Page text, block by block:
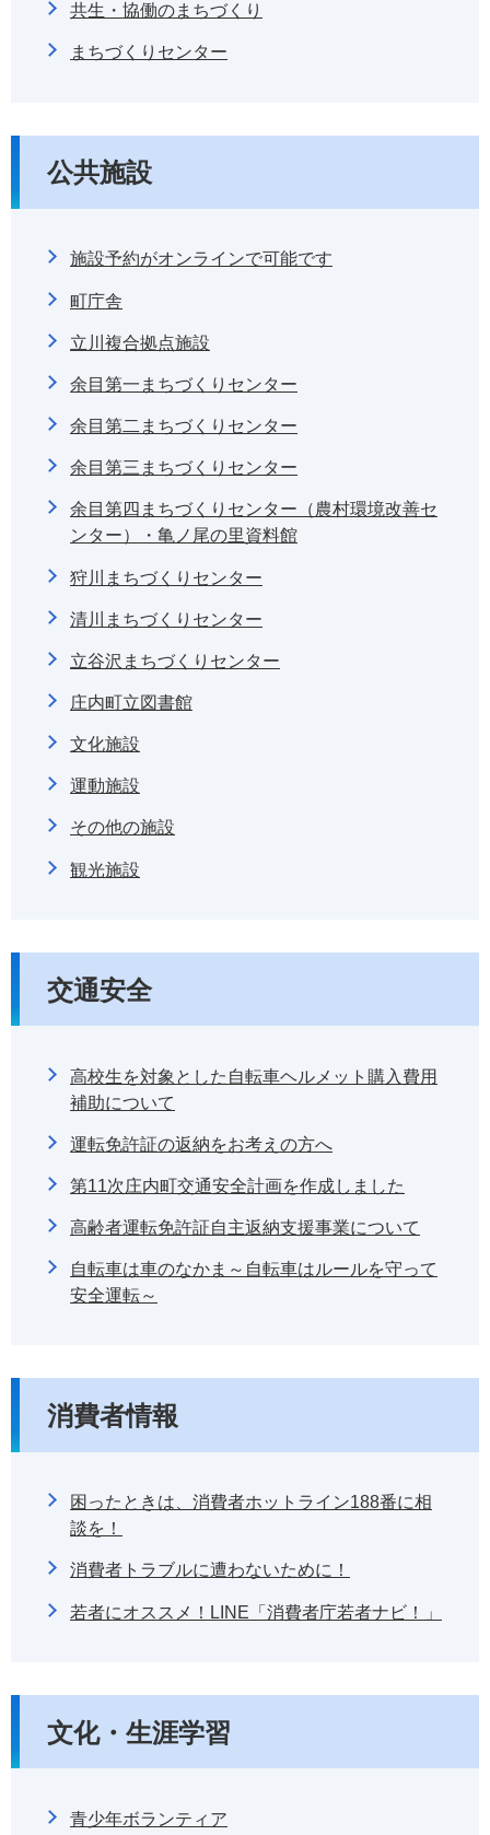
共生・協働のまちづくり
まちづくりセンター
公共施設
施設予約がオンラインで可能です
町庁舎
立川複合拠点施設
余目第一まちづくりセンター
余目第二まちづくりセンター
余目第三まちづくりセンター
余目第四まちづくりセンター（農村環境改善セ
ンター）・亀ノ尾の里資料館
狩川まちづくりセンター
清川まちづくりセンター
立谷沢まちづくりセンター
庄内町立図書館
文化施設
運動施設
その他の施設
観光施設
交通安全
高校生を対象とした自転車ヘルメット購入費用
補助について
運転免許証の返納をお考えの方へ
第11次庄内町交通安全計画を作成しました
高齢者運転免許証自主返納支援事業について
自転車は車のなかま～自転車はルールを守って
安全運転～
消費者情報
困ったときは、消費者ホットライン188番に相
談を！
消費者トラブルに遭わないために！
若者にオススメ！LINE「消費者庁若者ナビ！」
文化・生涯学習
青少年ボランティア